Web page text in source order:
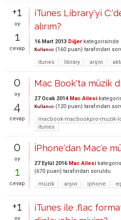
+1
oy
1
cevap
iTunes Library'yi
alırım?
16 Mart 2013 Diğerkategorisinde
Kullanıcı (160 puan) tarafından
itunes
library arşivi
0
oy
4
cevap
Mac Book'ta müzik
27 Ocak 2014 Mac Ailesi
Kullanıcı (120 puan) tarafından
macbook-macbookpro-muzik-
itunes
0
oy
1
cevap
İPhone'dan Mac'e
27 Eylül 2016 Mac Ailesi
(670 puan) tarafından soruldu
müzik
arşivi iphone
+1
oy
iTunes ile .flac